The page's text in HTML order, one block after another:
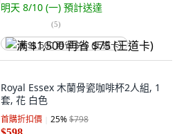
明天 8/10 (一) 預計送達
(5)
满 $1,500 再省 $75 (王道卡)
Royal Essex 木蘭骨瓷咖啡杯2人組, 1
套, 花 白色
首購折扣價 25%$798